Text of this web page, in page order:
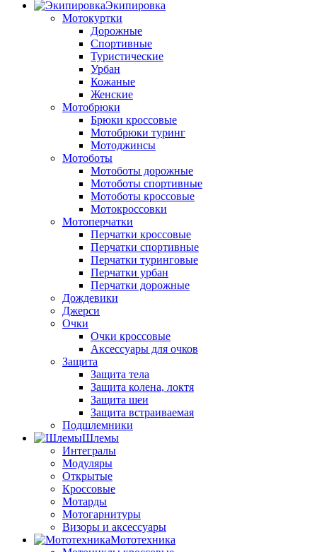
Экипировка
Мотокуртки
Дорожные
Спортивные
Туристические
Урбан
Кожаные
Женские
Мотобрюки
Брюки кроссовые
Мотобрюки туринг
Мотоджинсы
Мотоботы
Мотоботы дорожные
Мотоботы спортивные
Мотоботы кроссовые
Мотокроссовки
Мотоперчатки
Перчатки кроссовые
Перчатки спортивные
Перчатки туринговые
Перчатки урбан
Перчатки дорожные
Дождевики
Джерси
Очки
Очки кроссовые
Аксессуары для очков
Защита
Защита тела
Защита колена, локтя
Защита шеи
Защита встраиваемая
Подшлемники
Шлемы
Интегралы
Модуляры
Открытые
Кроссовые
Мотарды
Мотогарнитуры
Визоры и аксессуары
Мототехника